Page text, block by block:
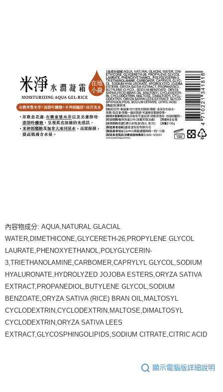
內容物成分: AQUA,NATURAL GLACIAL
WATER,DIMETHICONE,GLYCERETH-26,PROPYLENE GLYCOL
LAURATE,PHENOXYETHANOL,POLYGLYCERIN-
3,TRIETHANOLAMINE,CARBOMER,CAPRYLYL GLYCOL,SODIUM
HYALURONATE,HYDROLYZED JOJOBA ESTERS,ORYZA SATIVA
EXTRACT,PROPANEDIOL,BUTYLENE GLYCOL,SODIUM
BENZOATE,ORYZA SATIVA (RICE) BRAN OIL,MALTOSYL
CYCLODEXTRIN,CYCLODEXTRIN,MALTOSE,DIMALTOSYL
CYCLODEXTRIN,ORYZA SATIVA LEES
EXTRACT,GLYCOSPHINGOLIPIDS,SODIUM CITRATE,CITRIC ACID
顯示電腦版詳細說明